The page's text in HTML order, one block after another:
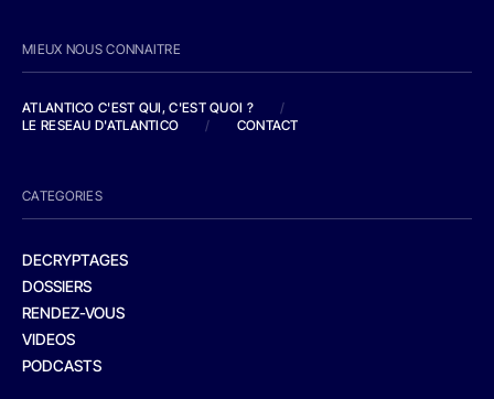
MIEUX NOUS CONNAITRE
ATLANTICO C'EST QUI, C'EST QUOI ?
/
LE RESEAU D'ATLANTICO
/ CONTACT
CATEGORIES
DECRYPTAGES
DOSSIERS
RENDEZ-VOUS
VIDEOS
PODCASTS